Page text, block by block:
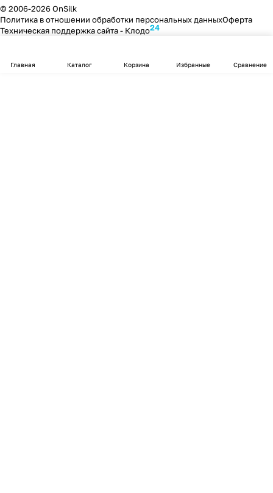
© 2006-2026 OnSilk
Политика в отношении обработки персональных данныхОферта
Техническая поддержка сайта - Клодо24
Главная Каталог Корзина Избранные Сравнение